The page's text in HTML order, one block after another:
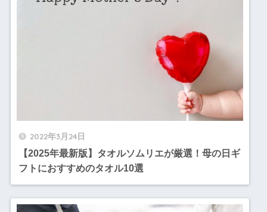
2022年3月24日
【2025年最新版】タオルソムリエが厳選！母の日ギ
フトにおすすめのタオル10選